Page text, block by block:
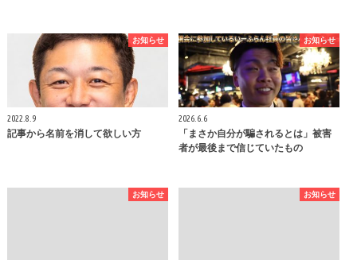
お知らせ
2022.8.9
記事から名前を消して欲しい方
お知らせ
2026.6.6
「まさか自分が騙されるとは」被害
者が最後まで信じていたもの
お知らせ お知らせ